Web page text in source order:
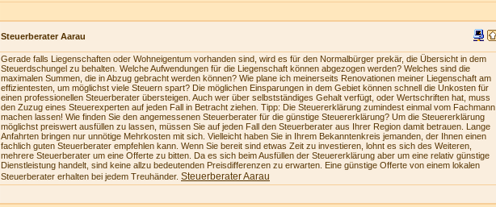
Steuerberater Aarau
Gerade falls Liegenschaften oder Wohneigentum vorhanden sind, wird es für den Normalbürger prekär, die Übersicht in dem
Steuerdschungel zu behalten. Welche Aufwendungen für die Liegenschaft können abgezogen werden? Welches sind die
maximalen Summen, die in Abzug gebracht werden können? Wie plane ich meinerseits Renovationen meiner Liegenschaft am
effizientesten, um möglichst viele Steuern spart? Die möglichen Einsparungen in dem Gebiet können schnell die Unkosten für
einen professionellen Steuerberater übersteigen. Auch wer über selbstständiges Gehalt verfügt, oder Wertschriften hat, muss
den Zuzug eines Steuerexperten auf jeden Fall in Betracht ziehen. Tipp: Die Steuererklärung zumindest einmal vom Fachmann
machen lassen! Wie finden Sie den angemessenen Steuerberater für die günstige Steuererklärung? Um die Steuererklärung
möglichst preiswert ausfüllen zu lassen, müssen Sie auf jeden Fall den Steuerberater aus Ihrer Region damit betrauen. Lange
Anfahrten bringen nur unnötige Mehrkosten mit sich. Vielleicht haben Sie in Ihrem Bekanntenkreis jemanden, der Ihnen einen
fachlich guten Steuerberater empfehlen kann. Wenn Sie bereit sind etwas Zeit zu investieren, lohnt es sich des Weiteren,
mehrere Steuerberater um eine Offerte zu bitten. Da es sich beim Ausfüllen der Steuererklärung aber um eine relativ günstige
Dienstleistung handelt, sind keine allzu bedeutenden Preisdifferenzen zu erwarten. Eine günstige Offerte von einem lokalen
Steuerberater erhalten bei jedem Treuhänder. Steuerberater Aarau